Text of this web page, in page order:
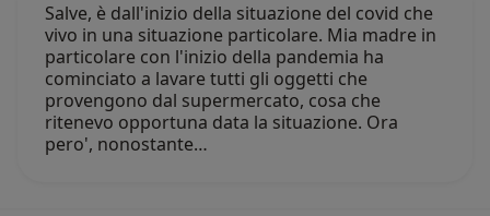
Salve, è dall'inizio della situazione del covid che
vivo in una situazione particolare. Mia madre in
particolare con l'inizio della pandemia ha
cominciato a lavare tutti gli oggetti che
provengono dal supermercato, cosa che
ritenevo opportuna data la situazione. Ora
pero', nonostante…